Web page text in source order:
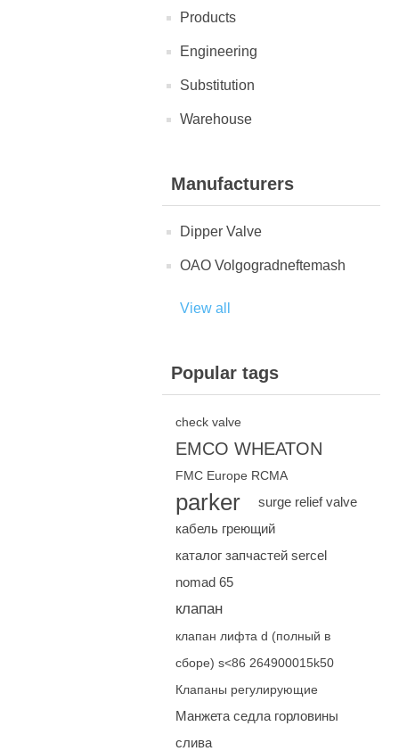
Products
Engineering
Substitution
Warehouse
Manufacturers
Dipper Valve
OAO Volgogradneftemash
View all
Popular tags
check valve
EMCO WHEATON
FMC Europe RCMA
parker
surge relief valve
кабель греющий
каталог запчастей sercel
nomad 65
клапан
клапан лифта d (полный в
сборе) s<86 264900015k50
Клапаны регулирующие
Манжета седла горловины
слива